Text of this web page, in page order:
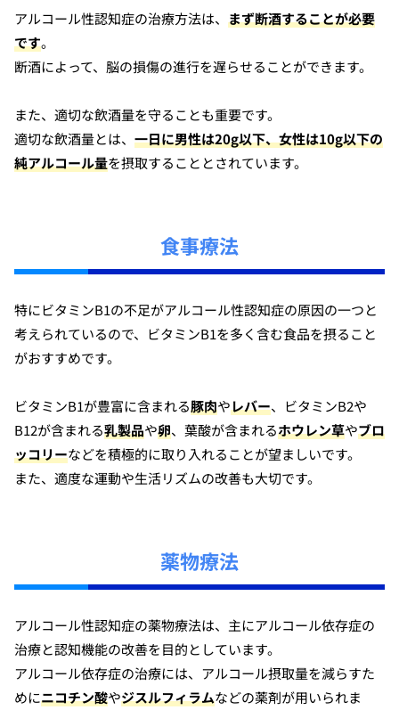
アルコール性認知症の治療方法は、 まず断酒することが必要
です。
断酒によって、脳の損傷の進行を遅らせることができます。
また、適切な飲酒量を守ることも重要です。
適切な飲酒量とは、 一日に男性は20g以下、女性は10g以下の
純アルコール量を摂取することとされています。
食事療法
特にビタミンB1の不足がアルコール性認知症の原因の一つと
考えられているので、ビタミンB1を多く含む食品を摂ること
がおすすめです。
ビタミンB1が豊富に含まれる豚肉やレバー、ビタミンB2や
B12が含まれる乳製品や卵、葉酸が含まれるホウレン草やブロ
ッコリーなどを積極的に取り入れることが望ましいです。
また、適度な運動や生活リズムの改善も大切です。
薬物療法
アルコール性認知症の薬物療法は、主にアルコール依存症の
治療と認知機能の改善を目的としています。
アルコール依存症の治療には、アルコール摂取量を減らすた
めにニコチン酸やジスルフィラムなどの薬剤が用いられま